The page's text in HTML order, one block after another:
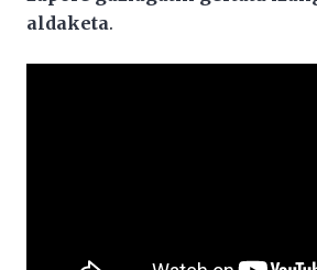
aldaketa.